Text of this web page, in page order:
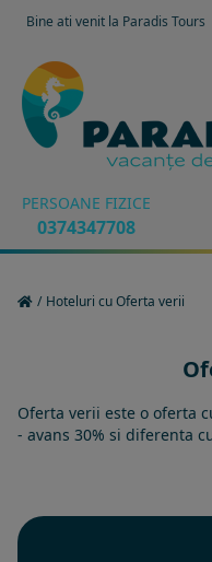
Bine ati venit la Paradis Tours
PERSOANE FIZICE
0374347708
/ Hoteluri cu Oferta verii
Oferta verii este o oferta
- avans 30% si diferenta